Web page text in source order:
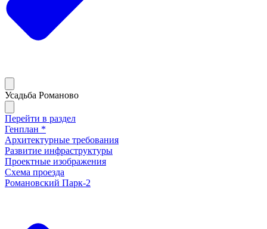
Усадьба Романово
Перейти в раздел
Генплан *
Архитектурные требования
Развитие инфраструктуры
Проектные изображения
Схема проезда
Романовский Парк-2